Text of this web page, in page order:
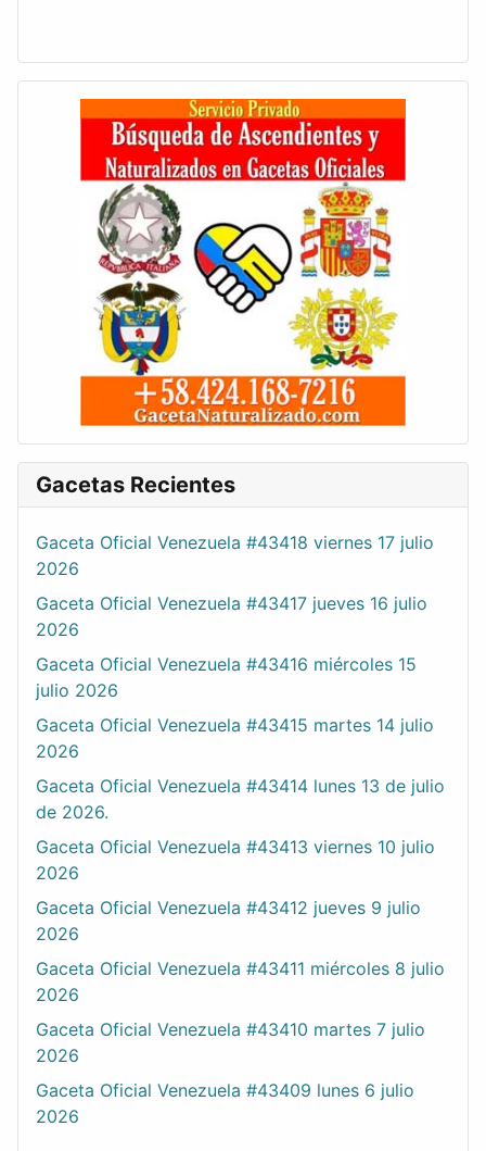
Gacetas Recientes
Gaceta Oficial Venezuela #43418 viernes 17 julio
2026
Gaceta Oficial Venezuela #43417 jueves 16 julio
2026
Gaceta Oficial Venezuela #43416 miércoles 15
julio 2026
Gaceta Oficial Venezuela #43415 martes 14 julio
2026
Gaceta Oficial Venezuela #43414 lunes 13 de julio
de 2026.
Gaceta Oficial Venezuela #43413 viernes 10 julio
2026
Gaceta Oficial Venezuela #43412 jueves 9 julio
2026
Gaceta Oficial Venezuela #43411 miércoles 8 julio
2026
Gaceta Oficial Venezuela #43410 martes 7 julio
2026
Gaceta Oficial Venezuela #43409 lunes 6 julio
2026